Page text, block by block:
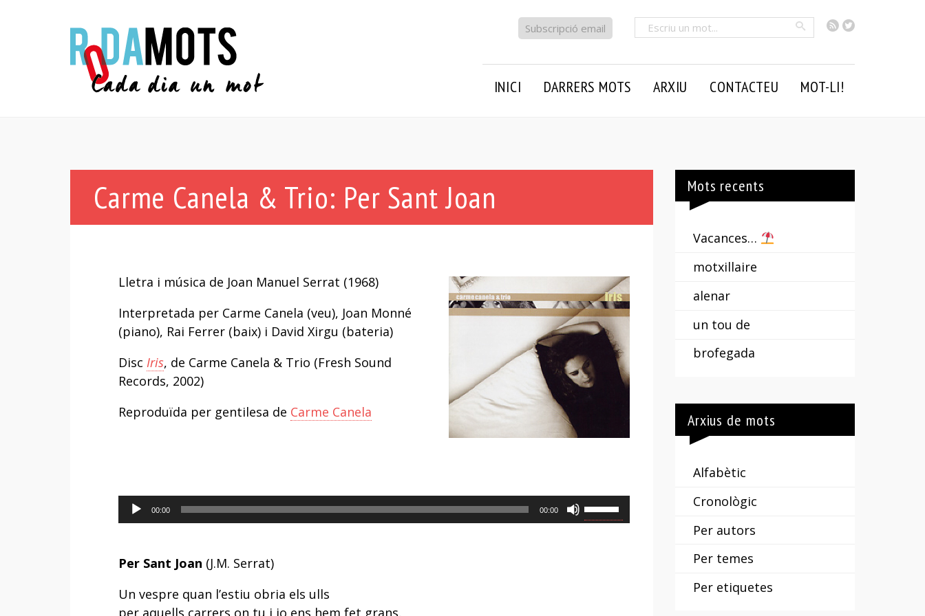
RSSTwitter
Cercar
Subscripció email
INICI DARRERS MOTS ARXIU CONTACTEU MOT-LI!
Carme Canela & Trio: Per Sant Joan
Lletra i música de Joan Manuel Serrat (1968)
Interpretada per Carme Canela (veu), Joan Monné
(piano), Rai Ferrer (baix) i David Xirgu (bateria)
Disc Iris, de Carme Canela & Trio (Fresh Sound
Records, 2002)
Reproduïda per gentilesa de Carme Canela
Reproductor
d'àudio
00:00 00:00
Feu
servir
Per Sant Joan (J.M. Serrat)
Un vespre quan l’estiu obria els ulls
Mots recents
Vacances…
motxillaire
alenar
un tou de
brofegada
Arxius de mots
Alfabètic
Cronològic
Per autors
Per temes
Per etiquetes